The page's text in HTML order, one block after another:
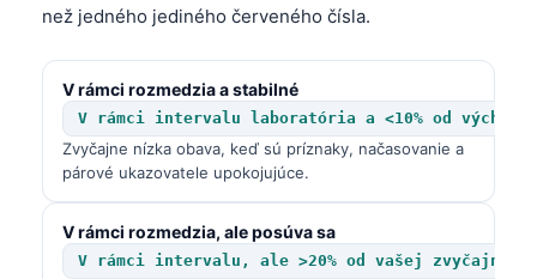
než jedného jediného červeného čísla.
V rámci rozmedzia a stabilné
V rámci intervalu laboratória a <10% od
Zvyčajne nízka obava, keď sú príznaky, načasovanie a
párové ukazovatele upokojujúce.
V rámci rozmedzia, ale posúva sa
V rámci intervalu, ale >20% od vašej zvyčajnej